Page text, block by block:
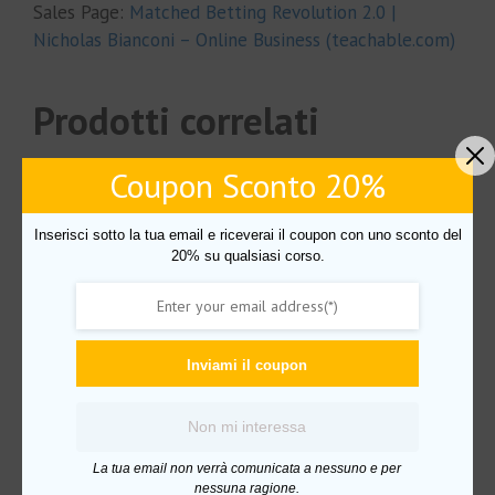
Sales Page: Matched Betting Revolution 2.0 |
Nicholas Bianconi – Online Business (teachable.com)
Prodotti correlati
In offerta!
Coupon Sconto 20%
Inserisci sotto la tua email e riceverai il coupon con uno sconto del
20% su qualsiasi corso.
Inviami il coupon
Non mi interessa
La tua email non verrà comunicata a nessuno e per
nessuna ragione.